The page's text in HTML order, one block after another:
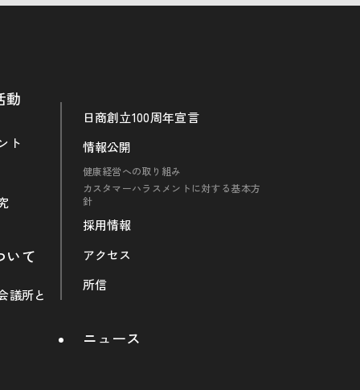
動
ト
いて
議所と
日商創立100周年宣言
情報公開
健康経営への取り組み
カスタマーハラスメントに対する基本方
針
採用情報
アクセス
所信
ニュース